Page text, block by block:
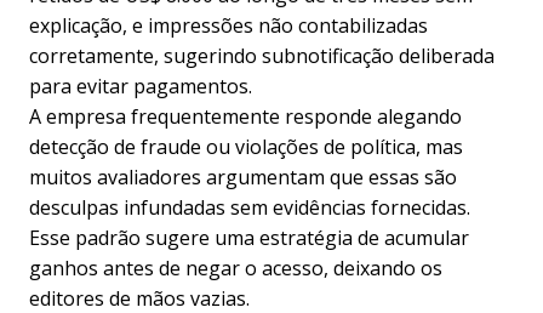
explicação, e impressões não contabilizadas
corretamente, sugerindo subnotificação deliberada
para evitar pagamentos.
A empresa frequentemente responde alegando
detecção de fraude ou violações de política, mas
muitos avaliadores argumentam que essas são
desculpas infundadas sem evidências fornecidas.
Esse padrão sugere uma estratégia de acumular
ganhos antes de negar o acesso, deixando os
editores de mãos vazias.